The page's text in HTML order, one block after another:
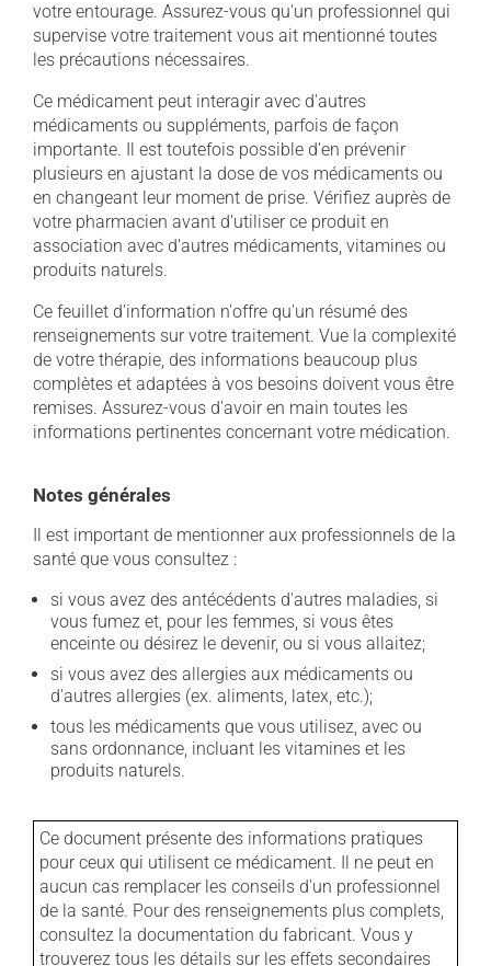
votre entourage. Assurez-vous qu'un professionnel qui
supervise votre traitement vous ait mentionné toutes
les précautions nécessaires.
Ce médicament peut interagir avec d'autres
médicaments ou suppléments, parfois de façon
importante. Il est toutefois possible d'en prévenir
plusieurs en ajustant la dose de vos médicaments ou
en changeant leur moment de prise. Vérifiez auprès de
votre pharmacien avant d'utiliser ce produit en
association avec d'autres médicaments, vitamines ou
produits naturels.
Ce feuillet d'information n'offre qu'un résumé des
renseignements sur votre traitement. Vue la complexité
de votre thérapie, des informations beaucoup plus
complètes et adaptées à vos besoins doivent vous être
remises. Assurez-vous d'avoir en main toutes les
informations pertinentes concernant votre médication.
Notes générales
Il est important de mentionner aux professionnels de la
santé que vous consultez :
si vous avez des antécédents d'autres maladies, si
vous fumez et, pour les femmes, si vous êtes
enceinte ou désirez le devenir, ou si vous allaitez;
si vous avez des allergies aux médicaments ou
d'autres allergies (ex. aliments, latex, etc.);
tous les médicaments que vous utilisez, avec ou
sans ordonnance, incluant les vitamines et les
produits naturels.
Ce document présente des informations pratiques
pour ceux qui utilisent ce médicament. Il ne peut en
aucun cas remplacer les conseils d'un professionnel
de la santé. Pour des renseignements plus complets,
consultez la documentation du fabricant. Vous y
trouverez tous les détails sur les effets secondaires